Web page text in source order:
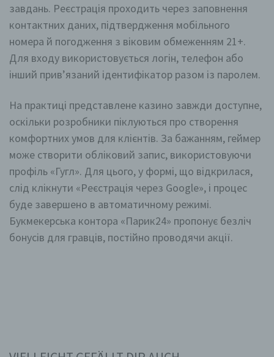
завдань. Реєстрація проходить через заповнення
контактних даних, підтвердження мобільного
номера й погодження з віковим обмеженням 21+.
Для входу використовується логін, телефон або
інший прив’язаний ідентифікатор разом із паролем.
На практиці представлене казино завжди доступне,
оскільки розробники піклуються про створення
комфортних умов для клієнтів. За бажанням, геймер
може створити обліковий запис, використовуючи
профіль «Гугл». Для цього, у формі, що відкрилася,
слід клікнути «Реєстрація через Google», і процес
буде завершено в автоматичному режимі.
Букмекерська контора «Парик24» пропонує безліч
бонусів для гравців, постійно проводячи акції.
Deutschland
+49 160 938 77 066
E-Mail: info@mobilesauna24.de
168/292/90492
Cookies / SessionStorage / LocalStorage
Die Internetseiten verwenden teilweise so genannte
Cookies, LocalStorage und SessionStorage. Dies dient
dazu, unser Angebot nutzerfreundlicher, effektiver und
sicherer zu machen. Local Storage und
SessionStorage ist eine Technologie, mit welcher ihr
Browser Daten auf Ihrem Computer oder mobilen
Gerät abspeichert. Cookies sind Textdateien, welche
über einen Internetbrowser auf einem Computersystem
abgelegt und gespeichert werden. Sie können die
Verwendung von Cookies, LocalStorage und
SessionStorage durch entsprechende Einstellung in
Ihrem Browser verhindern.
wurde. Dies ermöglicht es den besuchten